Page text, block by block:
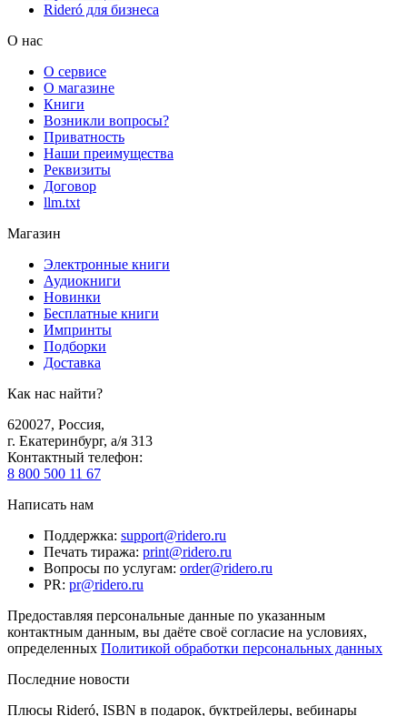
Rideró для бизнеса
О нас
О сервисе
О магазине
Книги
Возникли вопросы?
Приватность
Наши преимущества
Реквизиты
Договор
llm.txt
Магазин
Электронные книги
Аудиокниги
Новинки
Бесплатные книги
Импринты
Подборки
Доставка
Как нас найти?
620027, Россия,
г. Екатеринбург, а/я 313
Контактный телефон:
8 800 500 11 67
Написать нам
Поддержка: support@ridero.ru
Печать тиража: print@ridero.ru
Вопросы по услугам: order@ridero.ru
PR: pr@ridero.ru
Предоставляя персональные данные по указанным
контактным данным, вы даёте своё согласие на условиях,
определенных Политикой обработки персональных данных
Последние новости
Плюсы Rideró, ISBN в подарок, буктрейлеры, вебинары